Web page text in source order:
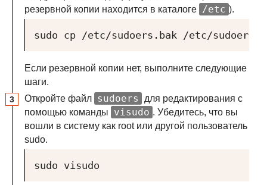
резервной копии находится в каталоге
/etc ).
sudo cp /etc/sudoers.bak /etc/sudoers
Если резервной копии нет, выполните следующие
шаги.
Откройте файл sudoers
для редактирования с
помощью команды
visudo . Убедитесь, что вы
вошли в систему как root или другой пользователь
sudo.
sudo visudo